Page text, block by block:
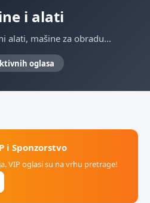
i alati
alati, mašine za obradu...
oglasa
i Sponzorstvo
VIP oglasi su na vrhu pretrage!